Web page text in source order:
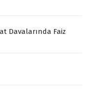
Davalarında Faiz